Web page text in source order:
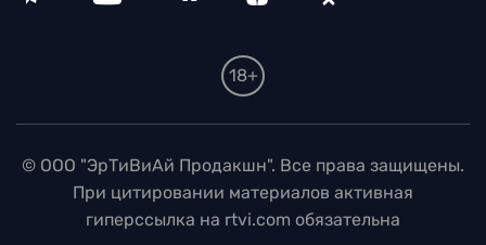
18+
© ООО "ЭрТиВиАй Продакшн". Все права защищены.
При цитировании материалов активная
гиперссылка на rtvi.com обязательна